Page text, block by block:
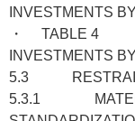
INVESTMENTS
・ TABLE 4
INVESTMENTS
5.3
5.3.1